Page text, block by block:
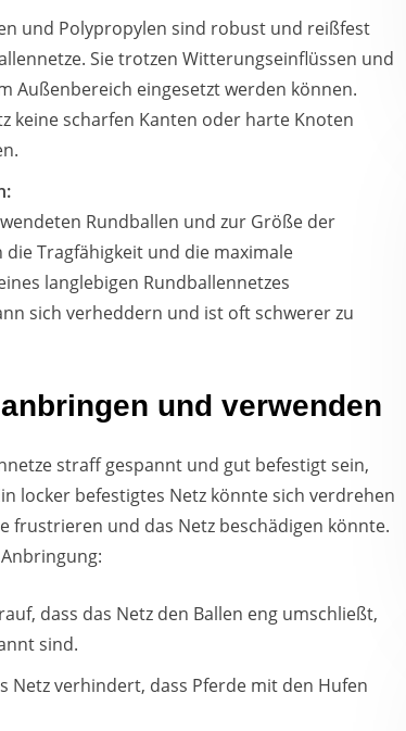
und Polypropylen sind robust und reißfest
Sie trotzen Witterungseinflüssen und
Außenbereich eingesetzt werden können.
keine scharfen Kanten oder harte Knoten
Rundballen und zur Größe der
Tragfähigkeit und die maximale
langlebigen Rundballennetzes
sich verheddern und ist oft schwerer zu
und verwenden
straff gespannt und gut befestigt sein,
locker befestigtes Netz könnte sich verdrehen
frustrieren und das Netz beschädigen könnte.
dass das Netz den Ballen eng umschließt,
sind.
Netz verhindert, dass Pferde mit den Hufen